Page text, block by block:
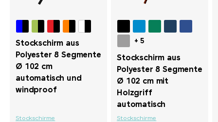
Stockschirm aus
Polyester 8 Segmente
Ø 102 cm
automatisch und
windproof
Stockschirme
+ 5
Stockschirm aus
Polyester 8 Segmente
Ø 102 cm mit
Holzgriff
automatisch
Stockschirme